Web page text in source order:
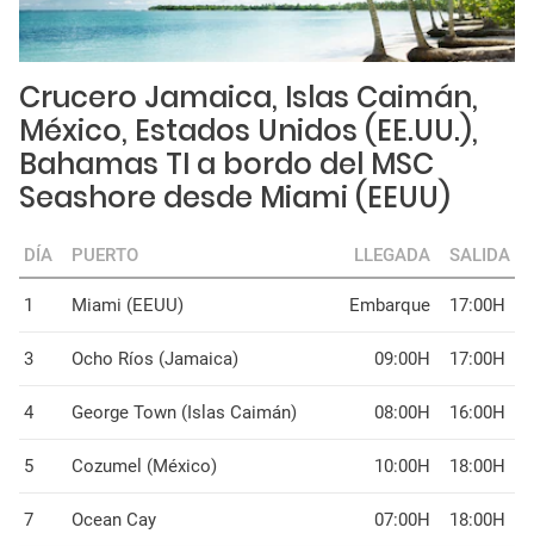
Crucero Jamaica, Islas Caimán,
México, Estados Unidos (EE.UU.),
Bahamas TI a bordo del MSC
Seashore desde Miami (EEUU)
DÍA PUERTO LLEGADA SALIDA
1 Miami (EEUU) Embarque 17:00H
3 Ocho Ríos (Jamaica) 09:00H 17:00H
4 George Town (Islas Caimán) 08:00H 16:00H
5 Cozumel (México) 10:00H 18:00H
7 Ocean Cay 07:00H 18:00H